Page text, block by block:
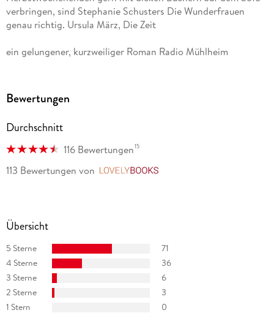
verbringen, sind Stephanie Schusters Die Wunderfrauen
genau richtig. Ursula März, Die Zeit
ein gelungener, kurzweiliger Roman Radio Mühlheim
Bewertungen
Durchschnitt
116 Bewertungen15
113 Bewertungen von
Übersicht
5 Sterne
71
4 Sterne
36
3 Sterne
6
2 Sterne
3
1 Stern
0